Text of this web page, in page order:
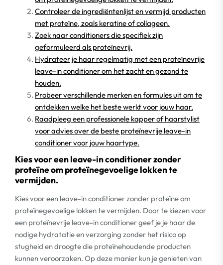
Controleer de ingrediëntenlijst en vermijd producten
met proteïne, zoals keratine of collageen.
Zoek naar conditioners die specifiek zijn
geformuleerd als proteïnevrij.
Hydrateer je haar regelmatig met een proteïnevrije
leave-in conditioner om het zacht en gezond te
houden.
Probeer verschillende merken en formules uit om te
ontdekken welke het beste werkt voor jouw haar.
Raadpleeg een professionele kapper of haarstylist
voor advies over de beste proteïnevrije leave-in
conditioner voor jouw haartype.
Kies voor een leave-in conditioner zonder
proteïne om proteïnegevoelige lokken te
vermijden.
Kies voor een leave-in conditioner zonder proteïne om
proteïnegevoelige lokken te vermijden. Door te kiezen voor
een proteïnevrije leave-in conditioner geef je je haar de
nodige hydratatie en verzorging zonder het risico op
stugheid en droogte die proteïnehoudende producten
kunnen veroorzaken. Op deze manier kun je genieten van